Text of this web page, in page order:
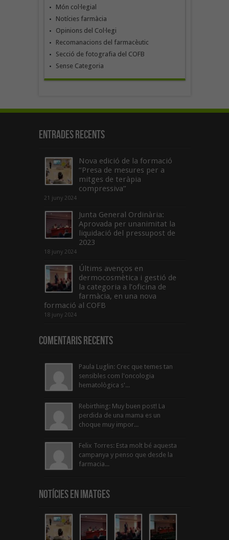
Món col·legial
Notícies farmàcia
Opinions del Col·legi
Recomanacions del farmacèutic
Secció de fotografia del COFB
Sense Categoria
Entrades recents
Nova edició de la formació
“Presa de mesures per a
mitges de teràpia
compressiva”
21 juny 2024
Junta General Ordinària:
Aprovada per unanimitat la
liquidació del pressupost de
2023
18 juny 2024
Últims avenços en
dermocosmètica i gestió de
la categoria a l’oficina de
farmàcia, en una nova
formació al COFB
18 juny 2024
Comentaris Recents
Paula Luglin: Crec que temes tan
sensibles com l'oncologia
hematològica s'...
Rebirthing: Muy buen post! La
perdida de una mama es un
choque muy impor...
Felix Torres: Esta molt bé aquesta
campanya y penso que desde la
farmacia...
Notícies en Imatges